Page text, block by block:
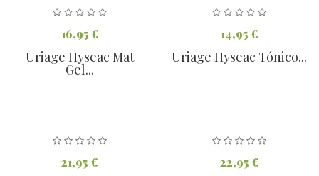
16,95 €
Uriage Hyseac Mat
Gel...
14,95 €
Uriage Hyseac Tónico...
21,95 € 22,95 €